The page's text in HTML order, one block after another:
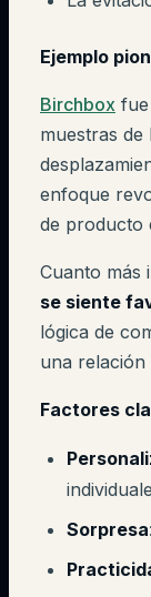
Ejemplo
Birchbox
muestras
enfoque
de producto
Cuanto más
se siente
lógica de
una relación
Factores
Sorpresa